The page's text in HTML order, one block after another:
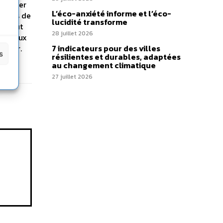
de
il faut
L’éco-anxiété informe et l’éco-
lucidité transforme
28 juillet 2026
7 indicateurs pour des villes
résilientes et durables, adaptées
au changement climatique
27 juillet 2026